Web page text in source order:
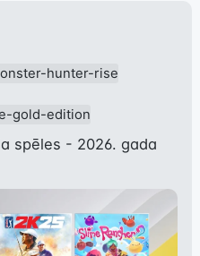
hunter-rise
gold-edition